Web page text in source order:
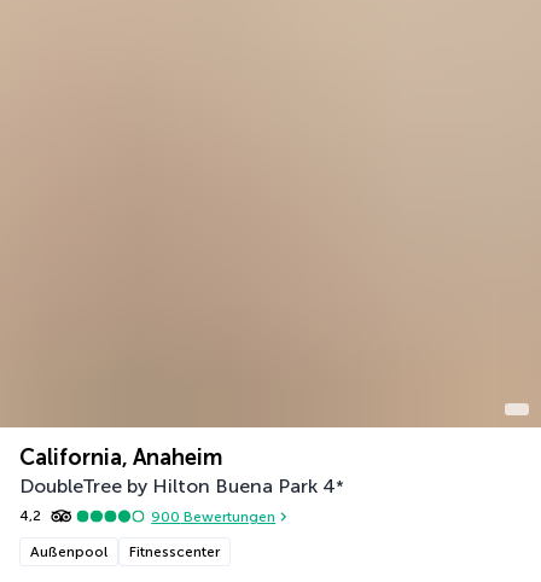
California, Anaheim
DoubleTree by Hilton Buena Park 4*
4,2 900 Bewertungen
Außenpool Fitnesscenter